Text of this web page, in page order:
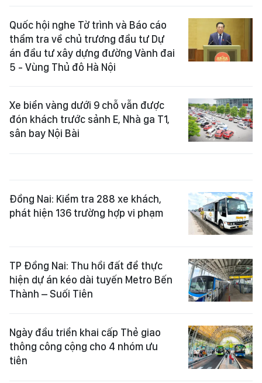
Quốc hội nghe Tờ trình và Báo cáo
thẩm tra về chủ trương đầu tư Dự
án đầu tư xây dựng đường Vành đai
5 - Vùng Thủ đô Hà Nội
Xe biển vàng dưới 9 chỗ vẫn được
đón khách trước sảnh E, Nhà ga T1,
sân bay Nội Bài
Đồng Nai: Kiểm tra 288 xe khách,
phát hiện 136 trường hợp vi phạm
TP Đồng Nai: Thu hồi đất để thực
hiện dự án kéo dài tuyến Metro Bến
Thành – Suối Tiên
Ngày đầu triển khai cấp Thẻ giao
thông công cộng cho 4 nhóm ưu
tiên